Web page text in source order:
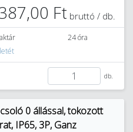
Ft bruttó / db.
24 óra
db.
0 állással, tokozott
IP65, 3P, Ganz